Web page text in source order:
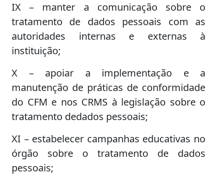
IX – manter a comunicação sobre o
tratamento de dados pessoais com as
autoridades internas e externas à
instituição;
X – apoiar a implementação e a
manutenção de práticas de conformidade
do CFM e nos CRMS à legislação sobre o
tratamento dedados pessoais;
XI – estabelecer campanhas educativas no
órgão sobre o tratamento de dados
pessoais;